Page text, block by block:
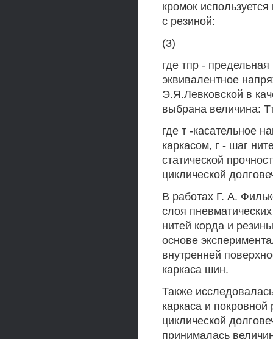
кромок
с резиной:
(3)
где тпр - предельная
эквивалентное
Э.Я.Левковской в
выбрана величина:
где т -касательное
каркасом, г - шаг
статической
циклической
В работах Г. А.
слоя
нитей корда и
основе
внутренней
каркаса шин.
Также
каркаса и
циклической
принималась